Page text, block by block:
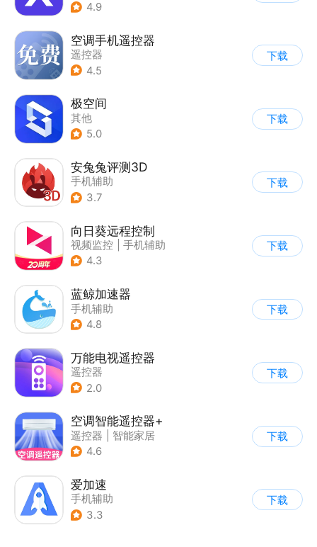
4.9
空调手机遥控器
遥控器
4.5
下载
极空间
其他
5.0
下载
安兔兔评测3D
手机辅助
3.7
下载
向日葵远程控制
视频监控
手机辅助
4.3
下载
蓝鲸加速器
手机辅助
4.8
下载
万能电视遥控器
遥控器
2.0
下载
空调智能遥控器+
遥控器
智能家居
4.6
下载
爱加速
手机辅助
3.3
下载